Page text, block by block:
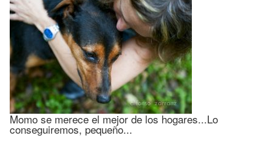
Momo se merece el mejor de los hogares...Lo
conseguiremos, pequeño...